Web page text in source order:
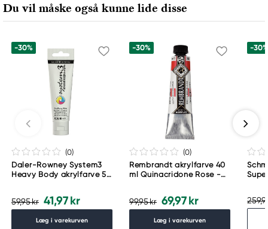
37586 Dassel, Germany
info@jhcon.de
Du vil måske også kunne lide disse
-30%
(0)
Daler-Rowney System3
Heavy Body akrylfarve 59
59,95 kr 41,97 kr
Læg i varekurven
-30%
(0)
Rembrandt akrylfarve 40
ml Quinacridone Rose -
99,95 kr 69,97 kr
Læg i varekurven
-